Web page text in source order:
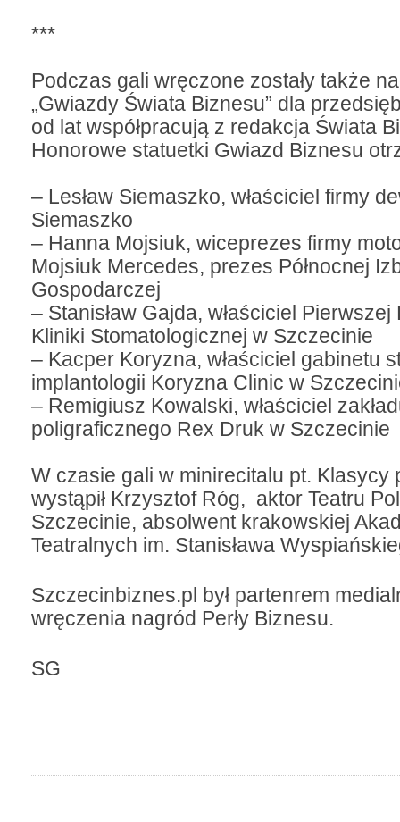
***
Podczas gali wręczone zostały także
„Gwiazdy Świata Biznesu” dla
od lat współpracują z redakcja Świata
Honorowe statuetki Gwiazd Biznesu
– Lesław Siemaszko, właściciel firmy
Siemaszko
– Hanna Mojsiuk, wiceprezes firmy
Mojsiuk Mercedes, prezes Północnej
Gospodarczej
– Stanisław Gajda, właściciel Pierwszej
Kliniki Stomatologicznej w Szczecinie
– Kacper Koryzna, właściciel gabinetu
implantologii Koryzna Clinic w
– Remigiusz Kowalski, właściciel
poligraficznego Rex Druk w Szczecinie
W czasie gali w minirecitalu pt. Klasycy
wystąpił Krzysztof Róg, aktor Teatru
Szczecinie, absolwent krakowskiej
Teatralnych im. Stanisława
Szczecinbiznes.pl był partenrem
wręczenia nagród Perły Biznesu.
SG